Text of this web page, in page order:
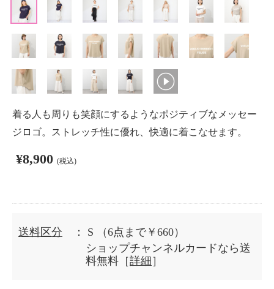
着る人も周りも笑顔にするようなポジティブなメッセー
ジロゴ。ストレッチ性に優れ、快適に着こなせます。
¥8,900 (税込)
送料区分 ： S
（6点まで￥660）
ショップチャンネルカードなら送
料無料［詳細 ］